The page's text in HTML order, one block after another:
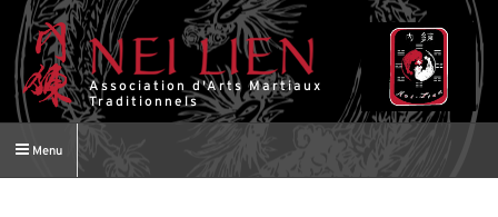
Association d'Arts Martiaux
Traditionnels
Menu